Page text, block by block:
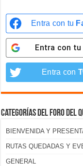
Entra con tu
Entra con tu
Entra con
Categorías del foro del
BIENVENIDA Y
RUTAS QUEDADAS Y
GENERAL